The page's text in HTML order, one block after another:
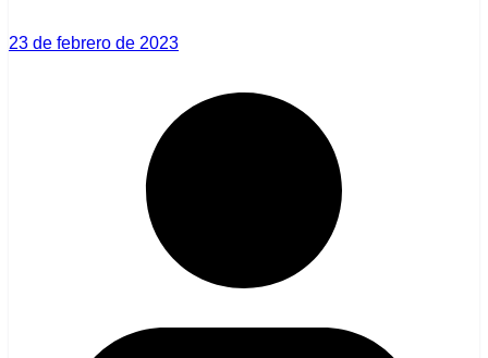
23 de febrero de 2023